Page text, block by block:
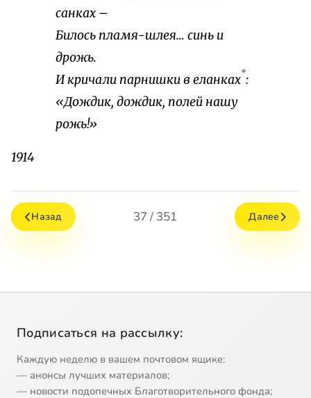
санках –
Билось пламя-шлея… синь и
дрожь.
И кричали парнишки в еланках*:
«Дождик, дождик, полей нашу
рожь!»
1914
Назад 37 / 351 Далее
Подписаться на рассылку:
Каждую неделю в вашем почтовом ящике:
— анонсы лучших материалов;
— новости подопечных Благотворительного фонда;